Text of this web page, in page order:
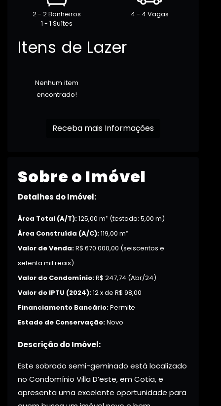
2 - 2 Banheiros
1 - 1 Suítes
4 - 4 Vagas
Itens de Lazer
Nenhum item
encontrado!
Receba mais Informações
Sobre o Imóvel
Detalhes do Imóvel:
Área Total (A/T):125,00 m² (testada: 5,00 m)
Área Construída (A/C):119,00 m²
Valor de Venda:R$ 670.000,00 (seiscentos e
setenta mil reais)
Valor do Condomínio:R$ 247,74 (Abr/24)
Valor do IPTU (2024):12 x de R$ 98,00
Financiamento Bancário:Permite
Estado de Conservação:Novo
Descrição do Imóvel:
Este sobrado semi-geminado está localizado
no Condomínio Villa D’este, em Cotia, e
apresenta uma excelente oportunidade para